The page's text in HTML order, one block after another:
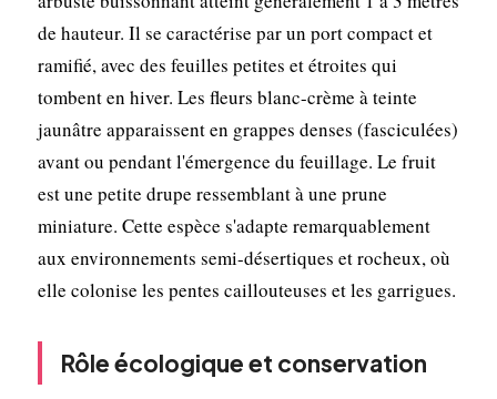
de hauteur. Il se caractérise par un port compact et
ramifié, avec des feuilles petites et étroites qui
tombent en hiver. Les fleurs blanc-crème à teinte
jaunâtre apparaissent en grappes denses (fasciculées)
avant ou pendant l'émergence du feuillage. Le fruit
est une petite drupe ressemblant à une prune
miniature. Cette espèce s'adapte remarquablement
aux environnements semi-désertiques et rocheux, où
elle colonise les pentes caillouteuses et les garrigues.
Rôle écologique et conservation